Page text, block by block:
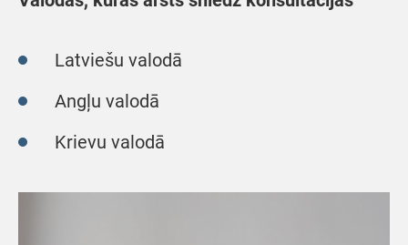
Latviešu valodā
Angļu valodā
Krievu valodā